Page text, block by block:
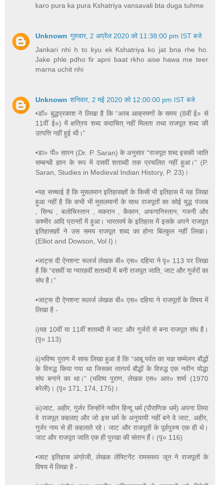
karo pura ka pura Kshatriya vansavali bta duga tuhme
Unknown गुरुवार, 2 अप्रैल 2020 को 11:38:00 pm IST बजे
Jankari nhi h to kyu ek Kshatriya ko jat bna rhe ho.
Jake phle pdho fir apni baat rkho aise hawa me teer
marna uchit nhi
Unknown शनिवार, 2 मई 2020 को 12:00:00 pm IST बजे
•डॉ० बुद्धप्रकाश ने लिखा है कि “अरब आक्रमणों के समय (8वीं ई० से
11वीं ई०) में क्षत्रिय शब्द कदाचित् नहीं मिलता तथा राजपूत शब्द की
उत्पत्ति नहीं हुई थी।”
•डा० पी० सारन (Dr. P. Saran) के अनुसार “राजपूत शब्द इसकी जाति
सम्बन्धी ज्ञान के रूप में दसवीं शताब्दी तक प्रचलित नहीं हुआ।” (P.
Saran, Studies in Medieval Indian History, P. 23)।
•यह सच्चाई है कि मुसलमान इतिहासज्ञों के किसी भी इतिहास में यह लिखा
हुआ नहीं है कि कभी भी मुसलमानों के साथ राजपूतों का कोई युद्ध पंजाब
, सिन्ध , बलोचिस्तान , मकरान , कैकान, अफगानिस्तान, गजनी और
कश्मीर आदि प्रान्तों में हुआ। भारतवर्ष के इतिहास में इसके अपने राजपूत
इतिहासज्ञों ने उस समय राजपूत शब्द का होना बिल्कुल नहीं लिखा।
(Elliot and Dowson, Vol I)।
•जाट्स दी ऐनशन्ट रूलर्ज लेखक बी० एस० दहिया ने पृ० 113 पर लिखा
है कि “दसवीं या ग्यारहवीं शताब्दी में बनी राजपूत जाति, जाट और गुर्जरों का
संघ है।”
•जाट्स दी ऐनशन्ट रूलर्ज लेखक बी० एस० दहिया ने राजपूतों के विषय में
लिखा है -
i)यह 10वीं या 11वीं शताब्दी में जाट और गुर्जरों से बना राजपूत संघ है।
(पृ० 113)
ii)भविष्य पुराण में साफ लिखा हुआ है कि “आबू पर्वत का यज्ञ सम्मेलन बौद्धों
के विरुद्ध किया गया था जिसका तात्पर्य बौद्धों के विरुद्ध एक नवीन योद्धा
संघ बनाने का था।” (भविष्य पुराण, लेखक एस० आर० शर्मा (1970
बरेली)। (पृ० 171, 174, 175)।
iii)जाट, अहीर, गुर्जर जिन्होंने नवीन हिन्दू धर्म (पौराणिक धर्म) अपना लिया
वे राजपूत कहलाए और जो इस धर्म के अनुयायी नहीं बने वे जाट, अहीर,
गुर्जर नाम से ही कहलाते रहे। जाट और राजपूतों के पूर्वपुरुष एक ही थे।
जाट और राजपूत जाति एक ही पुरखा की संतान हैं। (पृ० 116)
•जाट इतिहास अंग्रेजी, लेखक लेफ्टिनेंट रामसरूप जून ने राजपूतों के
विषय में लिखा है -